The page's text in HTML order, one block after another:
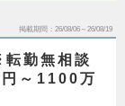
掲載期間 26/08/06～26/08/19
勤無相談
～1100万